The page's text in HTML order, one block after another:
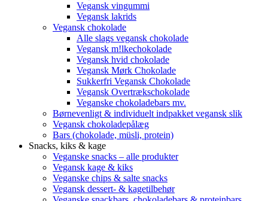
Vegansk vingummi
Vegansk lakrids
Vegansk chokolade
Alle slags vegansk chokolade
Vegansk m!lkechokolade
Vegansk hvid chokolade
Vegansk Mørk Chokolade
Sukkerfri Vegansk Chokolade
Vegansk Overtrækschokolade
Veganske chokoladebars mv.
Børnevenligt & individuelt indpakket vegansk slik
Vegansk chokoladepålæg
Bars (chokolade, müsli, protein)
Snacks, kiks & kage
Veganske snacks – alle produkter
Vegansk kage & kiks
Veganske chips & salte snacks
Vegansk dessert- & kagetilbehør